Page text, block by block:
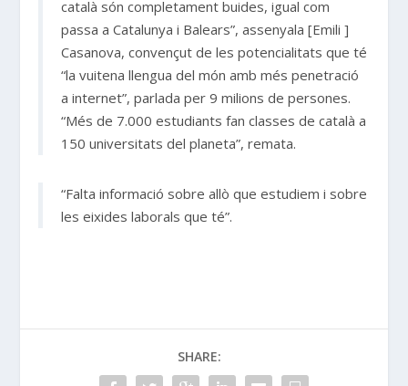
català són completament buides, igual com
passa a Catalunya i Balears”, assenyala [Emili ]
Casanova, convençut de les potencialitats que té
“la vuitena llengua del món amb més penetració
a internet”, parlada per 9 milions de persones.
“Més de 7.000 estudiants fan classes de català a
150 universitats del planeta”, remata.
“Falta informació sobre allò que estudiem i sobre
les eixides laborals que té”.
SHARE: